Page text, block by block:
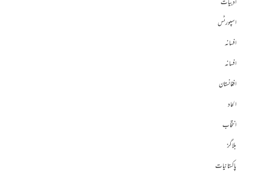
اسپورٹس
افسانہ
افسانہ
افغانستان
الحاد
انتخاب
بلاگز
پاکستانیات